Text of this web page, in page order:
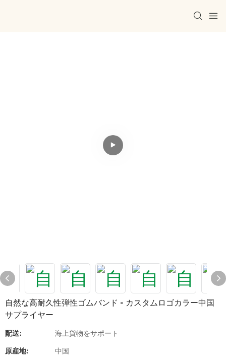
自然な高耐久性弾性ゴムバンド - カスタムロゴカラー中国
サプライヤー
配送: 海上貨物をサポート
原産地: 中国